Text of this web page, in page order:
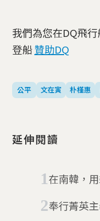
我們為您在DQ飛
登船贊助DQ
公平 文在寅 朴槿惠
延伸閱讀
在南韓，
奉行菁英